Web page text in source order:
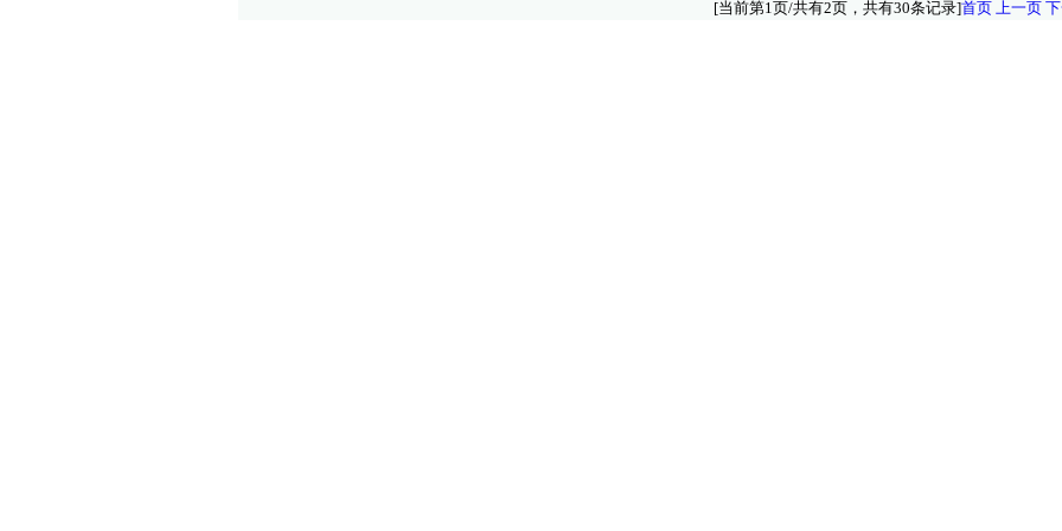
[当前第1页/共有2页，共有30条记录]首页 上一页